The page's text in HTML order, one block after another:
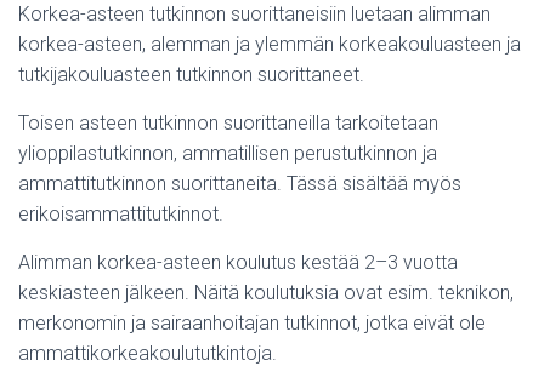
Korkea-asteen tutkinnon suorittaneisiin luetaan alimman
korkea-asteen, alemman ja ylemmän korkeakouluasteen ja
tutkijakouluasteen tutkinnon suorittaneet.
Toisen asteen tutkinnon suorittaneilla tarkoitetaan
ylioppilastutkinnon, ammatillisen perustutkinnon ja
ammattitutkinnon suorittaneita. Tässä sisältää myös
erikoisammattitutkinnot.
Alimman korkea-asteen koulutus kestää 2–3 vuotta
keskiasteen jälkeen. Näitä koulutuksia ovat esim. teknikon,
merkonomin ja sairaanhoitajan tutkinnot, jotka eivät ole
ammattikorkeakoulututkintoja.